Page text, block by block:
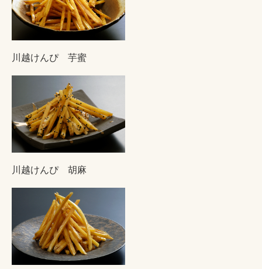
川越けんぴ 芋蜜
川越けんぴ 胡麻